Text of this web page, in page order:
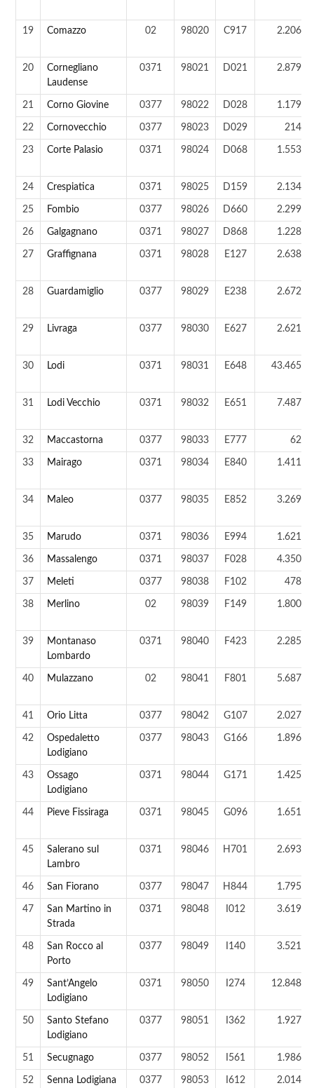
19 Comazzo 02 98020 C917 2.206 ab
20
Cornegliano
Laudense
0371 98021 D021 2.879 ab
21 Corno Giovine 0377 98022 D028 1.179 ab
22 Cornovecchio 0377 98023 D029 214 ab
23 Corte Palasio 0371 98024 D068 1.553 ab
24 Crespiatica 0371 98025 D159 2.134 ab
25 Fombio 0377 98026 D660 2.299 ab
26 Galgagnano 0371 98027 D868 1.228 ab
27 Graffignana 0371 98028 E127 2.638 ab
28 Guardamiglio 0377 98029 E238 2.672 ab
29 Livraga 0377 98030 E627 2.621 ab
30 Lodi 0371 98031 E648 43.465 ab
31 Lodi Vecchio 0371 98032 E651 7.487 ab
32 Maccastorna 0377 98033 E777 62 ab
33 Mairago 0371 98034 E840 1.411 ab
34 Maleo 0377 98035 E852 3.269 ab
35 Marudo 0371 98036 E994 1.621 ab
36 Massalengo 0371 98037 F028 4.350 ab
37 Meleti 0377 98038 F102 478 ab
38 Merlino 02 98039 F149 1.800 ab
39
Montanaso
Lombardo
0371 98040 F423 2.285 ab
40 Mulazzano 02 98041 F801 5.687 ab
41 Orio Litta 0377 98042 G107 2.027 ab
42
Ospedaletto
Lodigiano
0377 98043 G166 1.896 ab
43
Ossago
Lodigiano
0371 98044 G171 1.425 ab
44 Pieve Fissiraga 0371 98045 G096 1.651 ab
45
Salerano sul
Lambro
0371 98046 H701 2.693 ab
46 San Fiorano 0377 98047 H844 1.795 ab
47
San Martino in
Strada
0371 98048 I012 3.619 ab
48
San Rocco al
Porto
0377 98049 I140 3.521 ab
49
Sant’Angelo
Lodigiano
0371 98050 I274 12.848 ab
50
Santo Stefano
Lodigiano
0377 98051 I362 1.927 ab
51 Secugnago 0377 98052 I561 1.986 ab
52 Senna Lodigiana 0377 98053 I612 2.014 ab